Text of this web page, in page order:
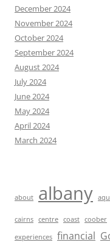
December 2024
November 2024
October 2024
September 2024
August 2024
July 2024
June 2024
May 2024
April 2024
March 2024
about albany
cairns centre coast coober
experiences financial